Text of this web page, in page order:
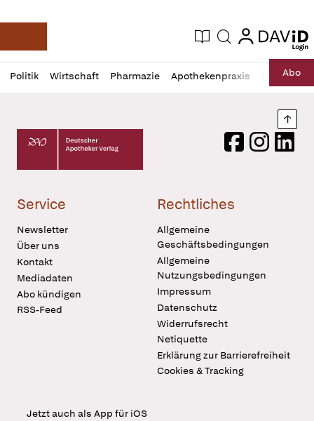
Deutsche Apotheker Zeitung
Aktuelle Ausgabe
Suche login
login
Politik Wirtschaft Pharmazie Apothekenpraxis RechtAbo
Profil
öffnen
Daz
Pur
Deutscher Apotheker Verlag Logo
FacebookInstagram
Service
Newsletter
Über uns
Kontakt
Mediadaten
Abo kündigen
RSS-Feed
Rechtliches
Allgemeine
Geschäftsbedingungen
Allgemeine
Nutzungsbedingungen
Impressum
Datenschutz
Widerrufsrecht
Netiquette
Erklärung zur Barrierefreiheit
Cookies & Tracking
Jetzt auch als App für iOS